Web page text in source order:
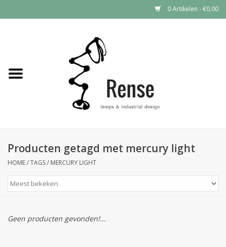
0 Artikelen - €0,00
Industrial lamps
Producten getagd met mercury light
HOME/TAGS/ MERCURY LIGHT
Geen producten gevonden!...